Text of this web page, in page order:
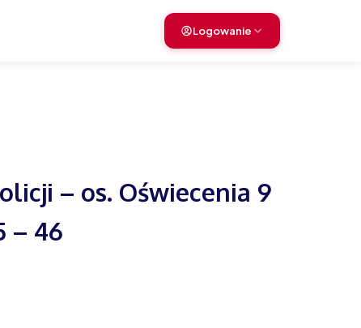
Logowanie
– os. Oświecenia 9
– 46